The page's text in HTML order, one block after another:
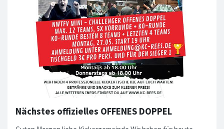
Nächstes offizielles OFFENES DOPPEL